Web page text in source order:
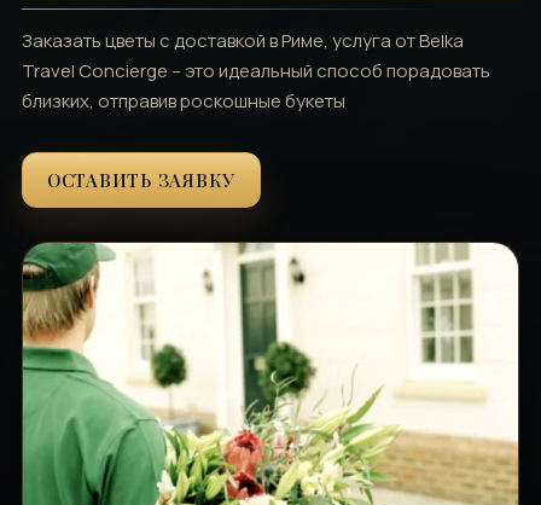
Заказать цветы с доставкой в Риме, услуга от Belka
Travel Concierge – это идеальный способ порадовать
близких, отправив роскошные букеты
ОСТАВИТЬ ЗАЯВКУ